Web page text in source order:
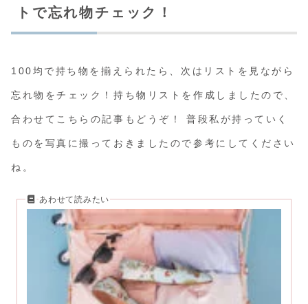
トで忘れ物チェック！
100均で持ち物を揃えられたら、次はリストを見ながら
忘れ物をチェック！持ち物リストを作成しましたので、
合わせてこちらの記事もどうぞ！ 普段私が持っていく
ものを写真に撮っておきましたので参考にしてください
ね。